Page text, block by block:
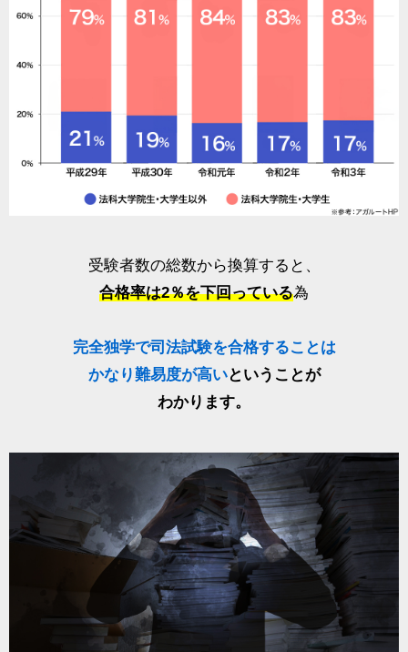
受験者数の総数から換算すると、
合格率は2％を下回っている為
完全独学で司法試験を合格することは
かなり難易度が高いということが
わかります。